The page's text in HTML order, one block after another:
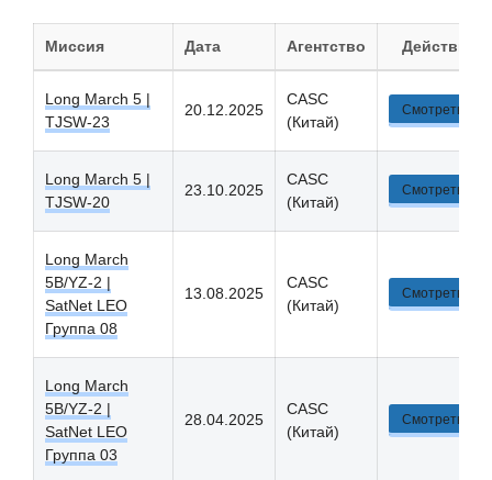
Миссия Дата Агентство Действие
Long March 5 |
TJSW-23
20.12.2025
CASC
(Китай)
Смотреть
Long March 5 |
TJSW-20
23.10.2025
CASC
(Китай)
Смотреть
Long March
5B/YZ-2 |
SatNet LEO
Группа 08
13.08.2025
CASC
(Китай)
Смотреть
Long March
5B/YZ-2 |
SatNet LEO
Группа 03
28.04.2025
CASC
(Китай)
Смотреть